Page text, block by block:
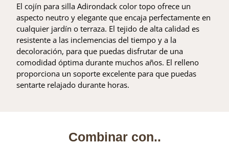
El cojín para silla Adirondack color topo ofrece un
aspecto neutro y elegante que encaja perfectamente en
cualquier jardín o terraza. El tejido de alta calidad es
resistente a las inclemencias del tiempo y a la
decoloración, para que puedas disfrutar de una
comodidad óptima durante muchos años. El relleno
proporciona un soporte excelente para que puedas
sentarte relajado durante horas.
Combinar con..